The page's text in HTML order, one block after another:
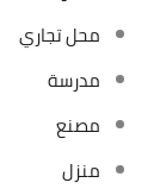
محل تجاري
مدرسة
مصنع
منزل